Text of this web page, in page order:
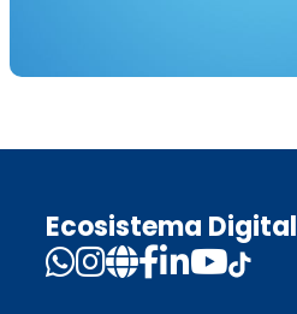
Ecosistema Digital